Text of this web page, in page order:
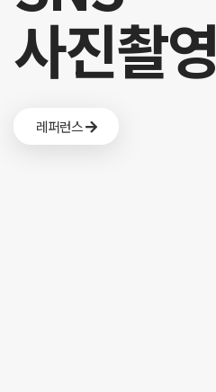
사진촬영
레퍼런스